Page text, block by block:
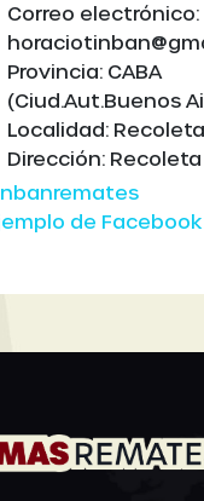
Correo electrónico:
Provincia: CABA
(Ciud.Aut.Buenos
Localidad: Recoleta
Dirección: Recoleta
de Facebook